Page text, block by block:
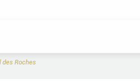
des Roches